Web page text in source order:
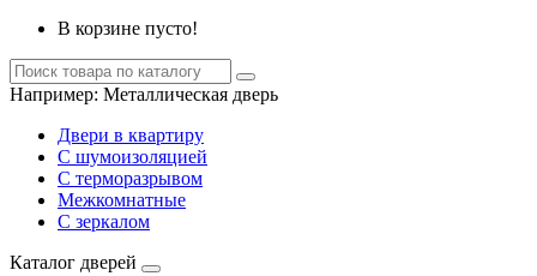
В корзине пусто!
Например: Металлическая дверь
Двери в квартиру
С шумоизоляцией
С терморазрывом
Межкомнатные
С зеркалом
Каталог дверей